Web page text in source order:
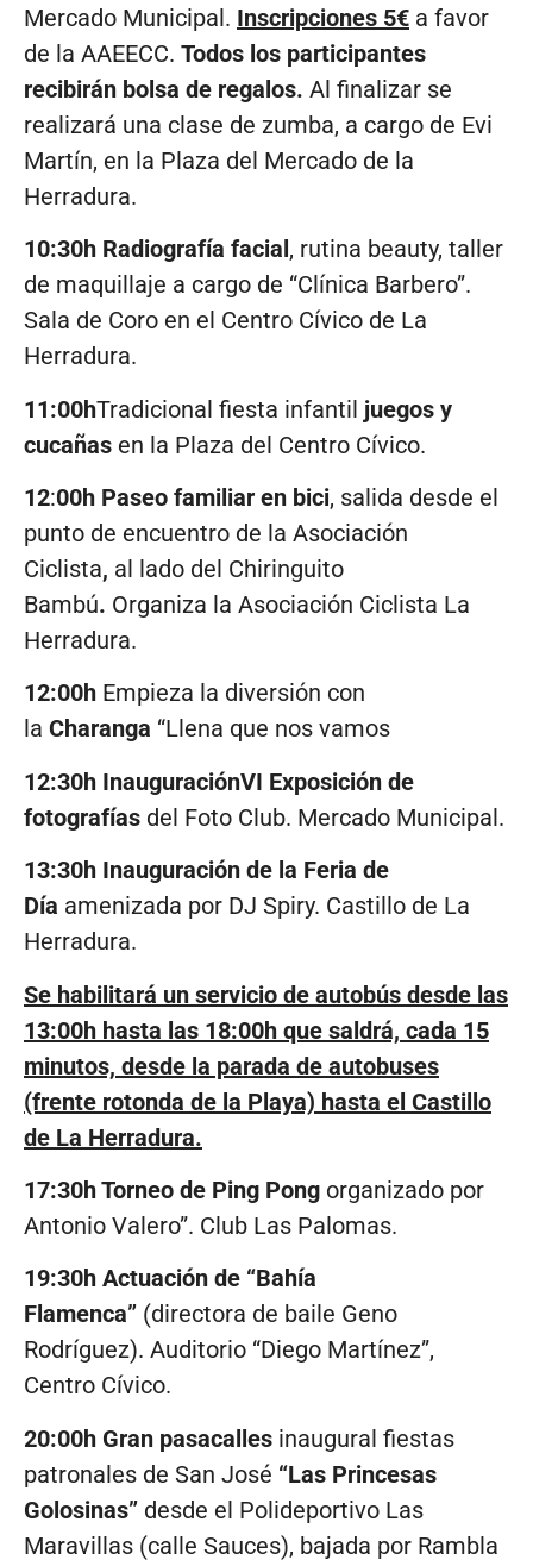
Mercado Municipal. Inscripciones 5€ a favor
de la AAEECC. Todos los participantes
recibirán bolsa de regalos. Al finalizar se
realizará una clase de zumba, a cargo de Evi
Martín, en la Plaza del Mercado de la
Herradura.
10:30h Radiografía facial, rutina beauty, taller
de maquillaje a cargo de “Clínica Barbero”.
Sala de Coro en el Centro Cívico de La
Herradura.
11:00hTradicional fiesta infantil juegos y
cucañas en la Plaza del Centro Cívico.
12:00h Paseo familiar en bici, salida desde el
punto de encuentro de la Asociación
Ciclista, al lado del Chiringuito
Bambú. Organiza la Asociación Ciclista La
Herradura.
12:00h Empieza la diversión con
la Charanga “Llena que nos vamos
12:30h InauguraciónVI Exposición de
fotografías del Foto Club. Mercado Municipal.
13:30h Inauguración de la Feria de
Día amenizada por DJ Spiry. Castillo de La
Herradura.
Se habilitará un servicio de autobús desde las
13:00h hasta las 18:00h que saldrá, cada 15
minutos, desde la parada de autobuses
(frente rotonda de la Playa) hasta el Castillo
de La Herradura.
17:30h Torneo de Ping Pong organizado por
Antonio Valero”. Club Las Palomas.
19:30h Actuación de “Bahía
Flamenca” (directora de baile Geno
Rodríguez). Auditorio “Diego Martínez”,
Centro Cívico.
20:00h Gran pasacalles inaugural fiestas
patronales de San José “Las Princesas
Golosinas” desde el Polideportivo Las
Maravillas (calle Sauces), bajada por Rambla